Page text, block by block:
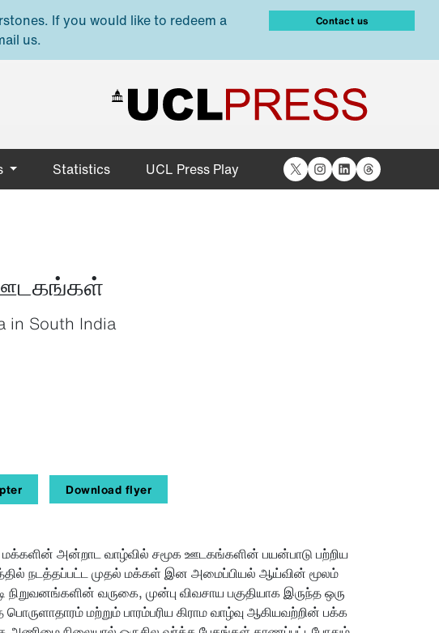
If you would like to redeem a
us.
Contact us
Statistics UCL Press Play X Instagram
LinkedIn
Threads
ஊடகங்கள்
in South India
Download flyer
அன்றாட வாழ்வில் சமூக ஊடகங்களின் பயன்பாடு பற்றிய
நடத்தப்பட்ட முதல் மக்கள் இன அமைப்பியல் ஆய்வின் மூலம்
வருகை, முன்பு விவசாய பகுதியாக இருந்த ஒரு
மற்றும் பாரம்பரிய கிராம வாழ்வு ஆகியவற்றின் பக்க